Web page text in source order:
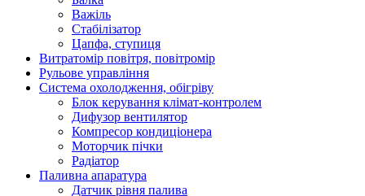
Важіль
Стабілізатор
Цапфа, ступиця
Витратомір повітря, повітромір
Рульове управління
Система охолодження, обігріву
Блок керування клімат-контролем
Дифузор вентилятор
Компресор кондиціонера
Моторчик пічки
Радіатор
Паливна апаратура
Датчик рівня палива